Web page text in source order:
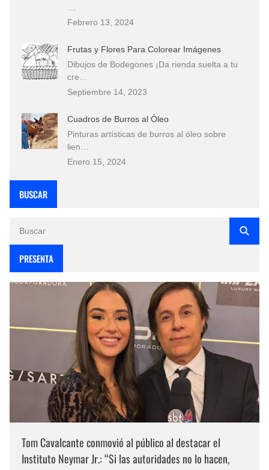
Febrero 13, 2024
Frutas y Flores Para Colorear Imágenes
Dibujos de Bodegones ¡Da rienda suelta a tu
cre…
Septiembre 14, 2023
Cuadros de Burros al Óleo
Pinturas artísticas de burros al óleo sobre
lien…
Enero 15, 2024
BUSCAR
PRESENTA
Tom Cavalcante conmovió al público al destacar el
Instituto Neymar Jr.: “Si las autoridades no lo hacen,